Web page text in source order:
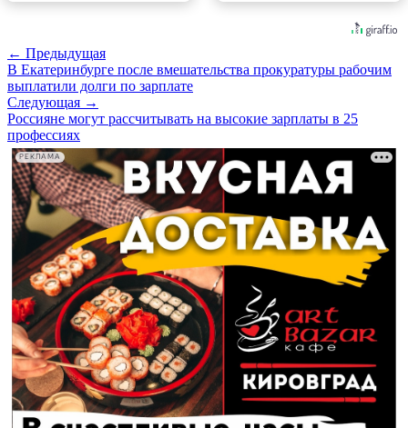
← Предыдущая
В Екатеринбурге после вмешательства прокуратуры рабочим
выплатили долги по зарплате
Следующая →
Россияне могут рассчитывать на высокие зарплаты в 25
профессиях
РЕКЛАМА